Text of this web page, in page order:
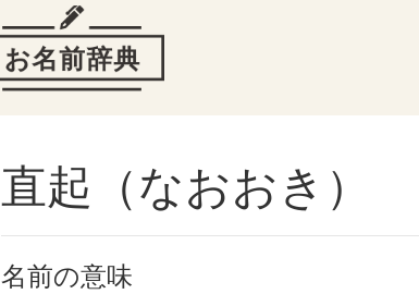
直起（なおおき）
名前の意味